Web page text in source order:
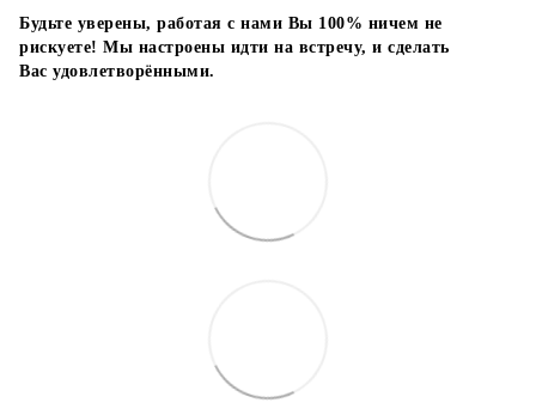
Будьте уверены, работая с нами Вы 100% ничем не
рискуете! Мы настроены идти на встречу, и сделать
Вас удовлетворёнными.